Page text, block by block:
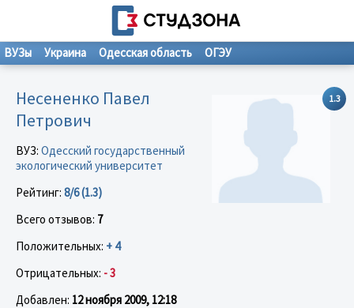
ВУЗы Украина Одесская область ОГЭУ
1.3
Несененко Павел
Петрович
ВУЗ: Одесский государственный
экологический университет
Рейтинг: 8/6 (1.3)
Всего отзывов: 7
Положительных: + 4
Отрицательных: - 3
Добавлен: 12 ноября 2009, 12:18